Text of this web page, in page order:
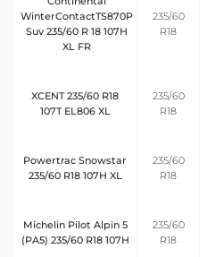
WinterContactTS870P
Suv 235/60 R 18 107H
XL FR
235/60
R18
XCENT 235/60 R18
107T EL806 XL
235/60
R18
Powertrac Snowstar
235/60 R18 107H XL
235/60
R18
Michelin Pilot Alpin 5
(PA5) 235/60 R18 107H
235/60
R18